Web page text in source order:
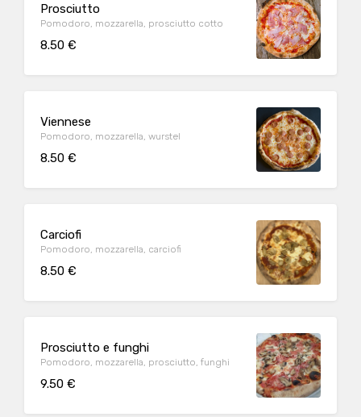
Prosciutto
Pomodoro, mozzarella, prosciutto cotto
8.50 €
Viennese
Pomodoro, mozzarella, wurstel
8.50 €
Carciofi
Pomodoro, mozzarella, carciofi
8.50 €
Prosciutto e funghi
Pomodoro, mozzarella, prosciutto, funghi
9.50 €